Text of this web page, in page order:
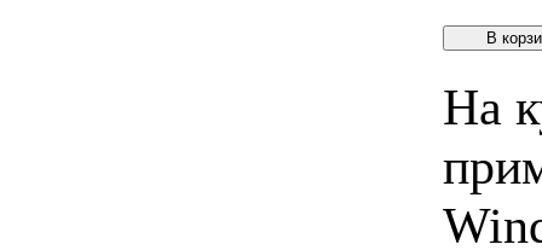
На